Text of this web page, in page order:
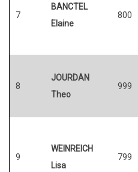
7
BANCTEL
Elaine
800
8
JOURDAN
Theo
999
9
WEINREICH
Lisa
799